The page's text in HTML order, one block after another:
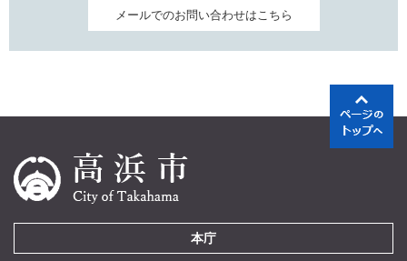
メールでのお問い合わせはこちら
本庁